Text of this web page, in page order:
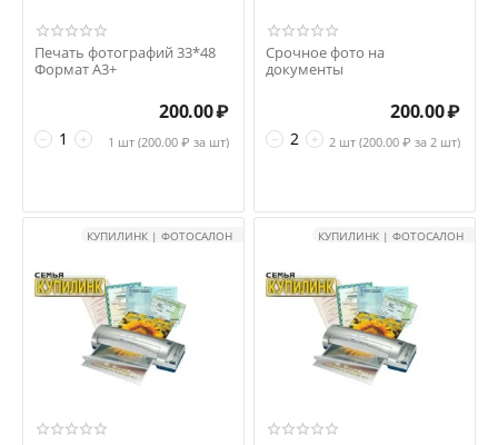
Печать фотографий 33*48
Формат А3+
+
−
200.00₽
1 шт (200.00 ₽ за шт)
Срочное фото на
документы
+
−
200.00₽
2 шт (200.00 ₽ за 2 шт)
КУПИЛИНК | ФОТОСАЛОН КУПИЛИНК | ФОТОСАЛОН